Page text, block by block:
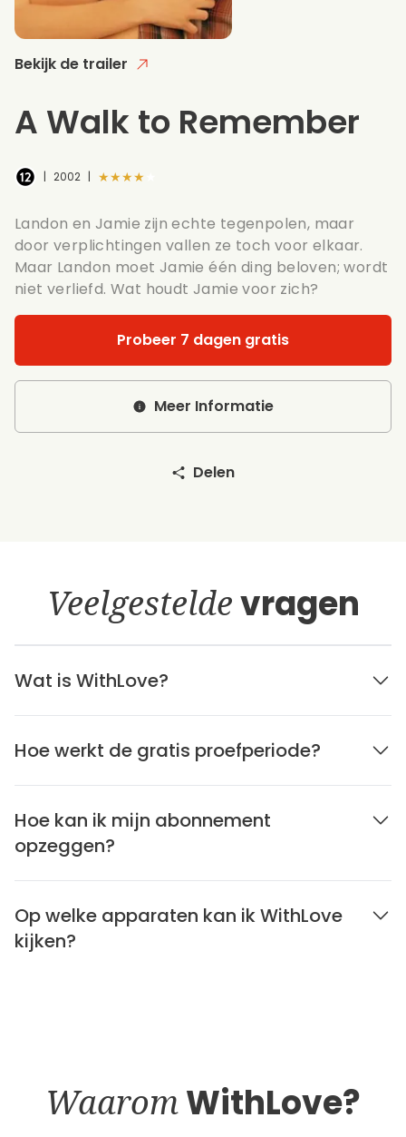
Bekijk de trailer
A Walk to Remember
| 2002 | ★★★★★
Landon en Jamie zijn echte tegenpolen, maar
door verplichtingen vallen ze toch voor elkaar.
Maar Landon moet Jamie één ding beloven; wordt
niet verliefd. Wat houdt Jamie voor zich?
Probeer 7 dagen gratis
Meer Informatie
Delen
Veelgesteldevragen
Wat is WithLove?
Hoe werkt de gratis proefperiode?
Hoe kan ik mijn abonnement
opzeggen?
Op welke apparaten kan ik WithLove
kijken?
WaaromWithLove?